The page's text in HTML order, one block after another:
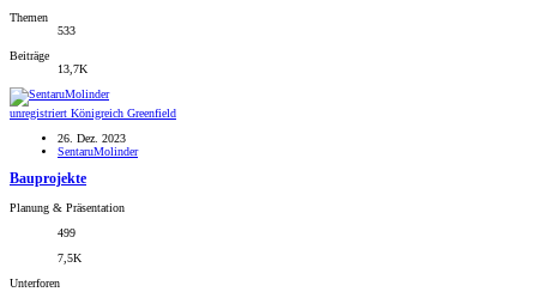
Themen
533
Beiträge
13,7K
unregistriert Königreich Greenfield
26. Dez. 2023
SentaruMolinder
Bauprojekte
Planung & Präsentation
499
7,5K
Unterforen